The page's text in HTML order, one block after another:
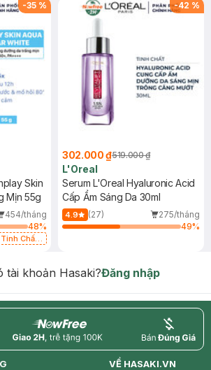
-35 %
Skin
Mịn 55g
454/tháng
48%
Chất
-42 %
302.000 ₫519.000 ₫
L'Oreal
Serum L'Oreal Hyaluronic Acid
Cấp Ẩm Sáng Da 30ml
4.9 (27)
275/tháng
49%
tài khoản Hasaki?Đăng nhập
nowfree price
VỀ HASAKI.VN